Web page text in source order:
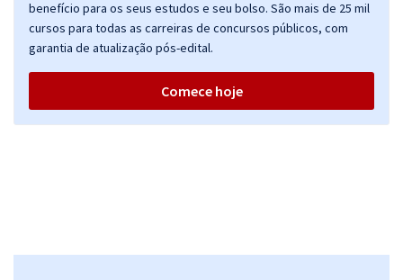
benefício para os seus estudos e seu bolso. São mais de 25 mil
cursos para todas as carreiras de concursos públicos, com
garantia de atualização pós-edital.
Comece hoje